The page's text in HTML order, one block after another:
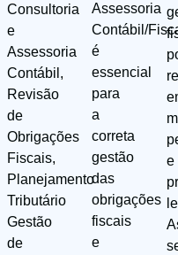
Consultoria
e
Assessoria
Contábil,
Revisão
de
Obrigações
Fiscais,
Planejamento
Tributário
Gestão
de
Assessoria
Contábil/
é
essencial
para
a
correta
gestão
das
obrigações
fiscais
e
e